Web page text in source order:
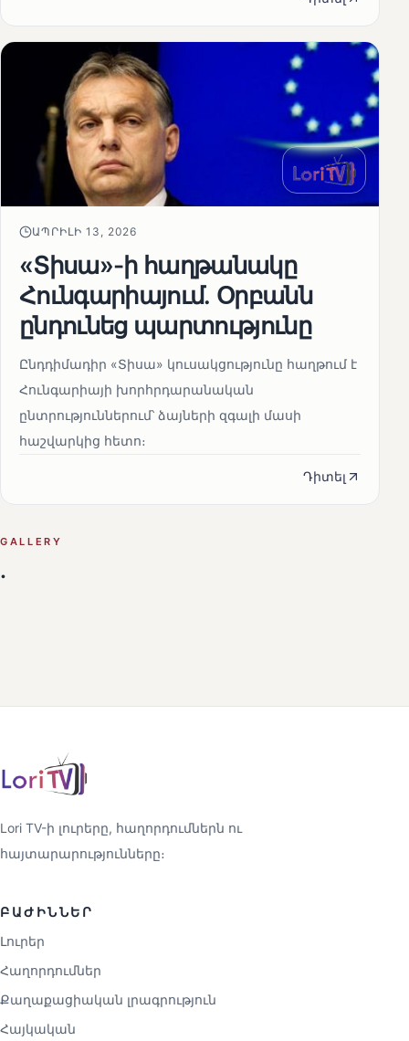
ԱՊՐԻԼԻ 13, 2026
«Տիսա»-ի հաղթանակը
Հունգարիայում․ Օրբանն
ընդունեց պարտությունը
Ընդդիմադիր «Տիսա» կուսակցությունը հաղթում է
Հունգարիայի խորհրդարանական
ընտրություններում՝ ձայների զգալի մասի
հաշվարկից հետո։
Դիտել
GALLERY
.
Lori TV-ի լուրերը, հաղորդումներն ու
հայտարարությունները։
ԲԱԺԻՆՆԵՐ
Լուրեր
Հաղորդումներ
Քաղաքացիական լրագրություն
Հայկական